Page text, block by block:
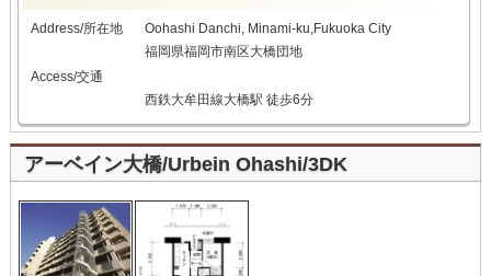
Address/所在地
Oohashi Danchi, Minami-ku,Fukuoka City
福岡県福岡市南区大橋団地
Access/交通
西鉄大牟田線大橋駅 徒歩6分
アーベイン大橋/Urbein Ohashi/3DK